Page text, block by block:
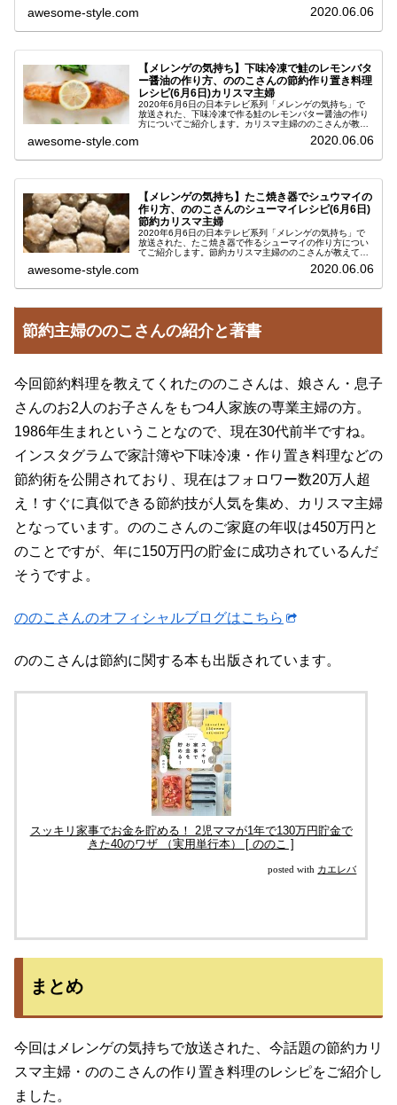
awesome-style.com 2020.06.06
【メレンゲの気持ち】下味冷凍で鮭のレモンバタ
ー醤油の作り方、ののこさんの節約作り置き料理
レシピ(6月6日)カリスマ主婦
2020年6月6日の日本テレビ系列「メレンゲの気持ち」で
放送された、下味冷凍で作る鮭のレモンバター醤油の作り
方についてご紹介します。カリスマ主婦ののこさんが教え
awesome-style.com 2020.06.06
【メレンゲの気持ち】たこ焼き器でシュウマイの
作り方、ののこさんのシューマイレシピ(6月6日)
節約カリスマ主婦
2020年6月6日の日本テレビ系列「メレンゲの気持ち」で
放送された、たこ焼き器で作るシューマイの作り方につい
てご紹介します。節約カリスマ主婦ののこさんが教えてく
awesome-style.com 2020.06.06
節約主婦ののこさんの紹介と著書
今回節約料理を教えてくれたののこさんは、娘さん・息子
さんのお2人のお子さんをもつ4人家族の専業主婦の方。
1986年生まれということなので、現在30代前半ですね。
インスタグラムで家計簿や下味冷凍・作り置き料理などの
節約術を公開されており、現在はフォロワー数20万人超
え！すぐに真似できる節約技が人気を集め、カリスマ主婦
となっています。ののこさんのご家庭の年収は450万円と
のことですが、年に150万円の貯金に成功されているんだ
そうですよ。
ののこさんのオフィシャルブログはこちら
ののこさんは節約に関する本も出版されています。
スッキリ家事でお金を貯める！ 2児ママが1年で130万円貯金で
きた40のワザ （実用単行本） [ ののこ ]
posted with カエレバ
まとめ
今回はメレンゲの気持ちで放送された、今話題の節約カリ
スマ主婦・ののこさんの作り置き料理のレシピをご紹介し
ました。